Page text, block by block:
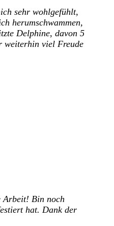
sehr wohlgefühlt,
herumschwammen,
Delphine, davon 5
weiterhin viel Freude
Arbeit! Bin noch
hat. Dank der